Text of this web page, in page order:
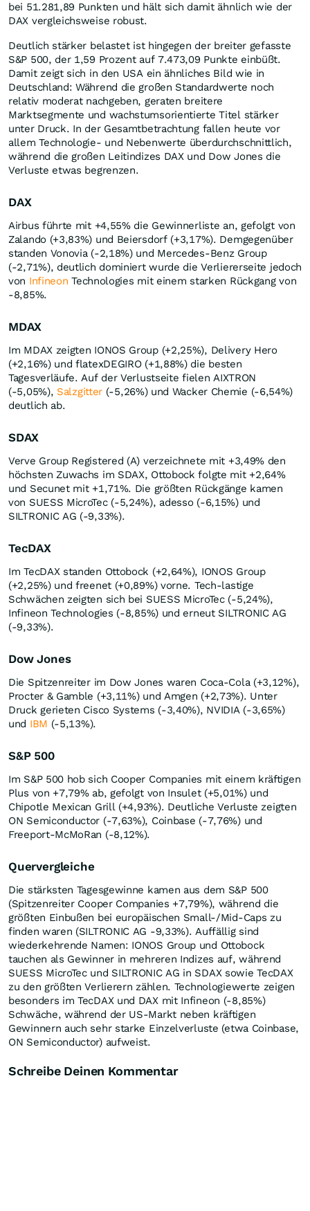
bei 51.281,89 Punkten und hält sich damit ähnlich wie der
DAX vergleichsweise robust.
Deutlich stärker belastet ist hingegen der breiter gefasste
S&P 500, der 1,59 Prozent auf 7.473,09 Punkte einbüßt.
Damit zeigt sich in den USA ein ähnliches Bild wie in
Deutschland: Während die großen Standardwerte noch
relativ moderat nachgeben, geraten breitere
Marktsegmente und wachstumsorientierte Titel stärker
unter Druck. In der Gesamtbetrachtung fallen heute vor
allem Technologie- und Nebenwerte überdurchschnittlich,
während die großen Leitindizes DAX und Dow Jones die
Verluste etwas begrenzen.
DAX
Airbus führte mit +4,55% die Gewinnerliste an, gefolgt von
Zalando (+3,83%) und Beiersdorf (+3,17%). Demgegenüber
standen Vonovia (-2,18%) und Mercedes-Benz Group
(-2,71%), deutlich dominiert wurde die Verliererseite jedoch
von Infineon Technologies mit einem starken Rückgang von
-8,85%.
MDAX
Im MDAX zeigten IONOS Group (+2,25%), Delivery Hero
(+2,16%) und flatexDEGIRO (+1,88%) die besten
Tagesverläufe. Auf der Verlustseite fielen AIXTRON
(-5,05%), Salzgitter (-5,26%) und Wacker Chemie (-6,54%)
deutlich ab.
SDAX
Verve Group Registered (A) verzeichnete mit +3,49% den
höchsten Zuwachs im SDAX, Ottobock folgte mit +2,64%
und Secunet mit +1,71%. Die größten Rückgänge kamen
von SUESS MicroTec (-5,24%), adesso (-6,15%) und
SILTRONIC AG (-9,33%).
TecDAX
Im TecDAX standen Ottobock (+2,64%), IONOS Group
(+2,25%) und freenet (+0,89%) vorne. Tech-lastige
Schwächen zeigten sich bei SUESS MicroTec (-5,24%),
Infineon Technologies (-8,85%) und erneut SILTRONIC AG
(-9,33%).
Dow Jones
Die Spitzenreiter im Dow Jones waren Coca‑Cola (+3,12%),
Procter & Gamble (+3,11%) und Amgen (+2,73%). Unter
Druck gerieten Cisco Systems (-3,40%), NVIDIA (-3,65%)
und IBM (-5,13%).
S&P 500
Im S&P 500 hob sich Cooper Companies mit einem kräftigen
Plus von +7,79% ab, gefolgt von Insulet (+5,01%) und
Chipotle Mexican Grill (+4,93%). Deutliche Verluste zeigten
ON Semiconductor (-7,63%), Coinbase (-7,76%) und
Freeport‑McMoRan (-8,12%).
Quervergleiche
Die stärksten Tagesgewinne kamen aus dem S&P 500
(Spitzenreiter Cooper Companies +7,79%), während die
größten Einbußen bei europäischen Small-/Mid‑Caps zu
finden waren (SILTRONIC AG -9,33%). Auffällig sind
wiederkehrende Namen: IONOS Group und Ottobock
tauchen als Gewinner in mehreren Indizes auf, während
SUESS MicroTec und SILTRONIC AG in SDAX sowie TecDAX
zu den größten Verlierern zählen. Technologiewerte zeigen
besonders im TecDAX und DAX mit Infineon (-8,85%)
Schwäche, während der US‑Markt neben kräftigen
Gewinnern auch sehr starke Einzelverluste (etwa Coinbase,
ON Semiconductor) aufweist.
Schreibe Deinen Kommentar